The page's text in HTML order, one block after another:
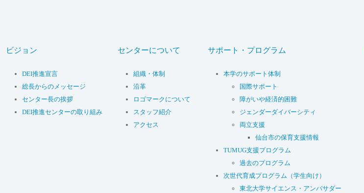
ビジョン
DEI推進宣言
総長からのメッセージ
センター長の挨拶
DEI推進センターの取り組み
センターについて
組織・体制
沿革
ロゴマークについて
スタッフ紹介
アクセス
サポート・プログラム
本学のサポート体制
国際サポート
障がいや経済的困難
ジェンダーダイバーシティ
両立支援
仙台市の保育支援情報
TUMUG支援プログラム
過去のプログラム
次世代育成プログラム（学生向け）
東北大学サイエンス・アンバサダー